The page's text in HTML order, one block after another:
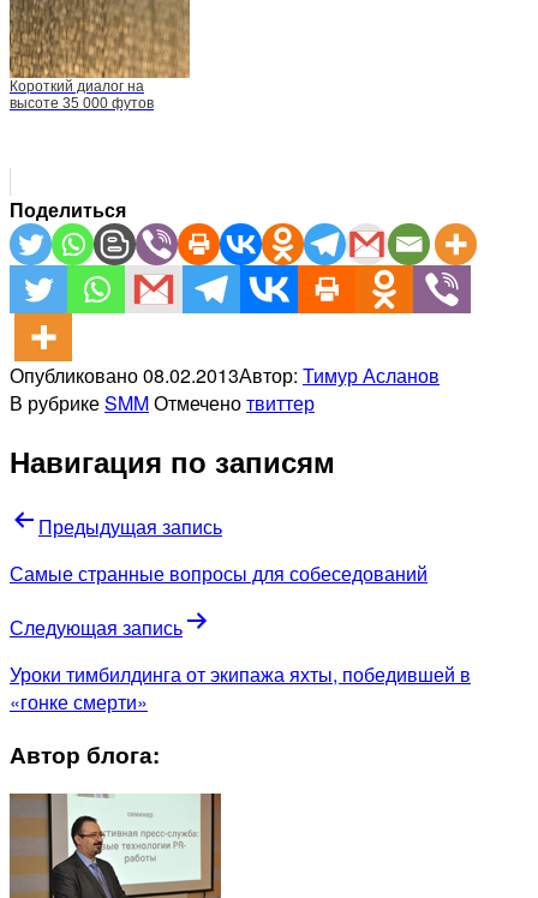
Короткий диалог на
высоте 35 000 футов
Поделиться
Опубликовано08.02.2013Автор: Тимур Асланов
В рубрикеSMMОтмеченотвиттер
Навигация по записям
Предыдущая запись
Самые странные вопросы для собеседований
Следующая запись
Уроки тимбилдинга от экипажа яхты, победившей в
«гонке смерти»
Автор блога: